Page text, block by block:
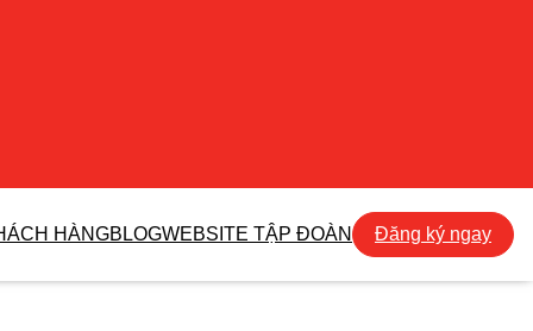
HÀNGBLOGWEBSITE TẬP ĐOÀN Đăng ký ngay